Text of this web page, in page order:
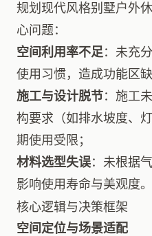
规划现代风格别墅户外
心问题：
空间利用率不足：未充
使用习惯，造成功能区缺
施工与设计脱节：施工
构要求（如排水坡度、
期使用受限；
材料选型失误：未根据
影响使用寿命与美观度。
核心逻辑与决策框架
空间定位与场景适配